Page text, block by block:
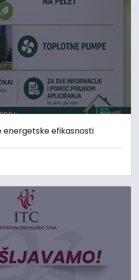
energetske efikasnosti